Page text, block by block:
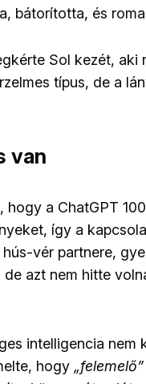
bátorította, és
Sol kezét,
típus, de a
van
a ChatGPT
így a
vér partnere,
azt nem hitte
intelligencia
hogy „felemelő”